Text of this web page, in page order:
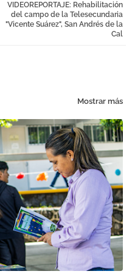
atsa
VIDEOREPORTAJE: Rehabilitación
del campo de la Telesecundaria
"Vicente Suárez", San Andrés de la
Cal
Mostrar más